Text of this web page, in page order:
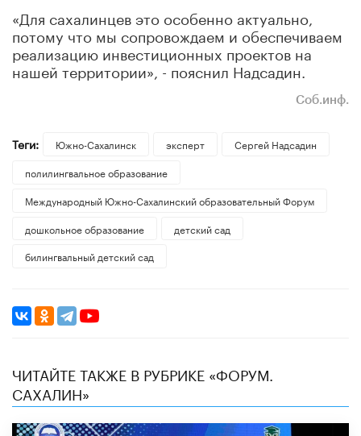
«Для сахалинцев это особенно актуально,
потому что мы сопровождаем и обеспечиваем
реализацию инвестиционных проектов на
нашей территории», - пояснил Надсадин.
Соб.инф.
Теги: Южно-Сахалинск эксперт
Сергей Надсадин
полилингвальное образование
Международный Южно-Сахалинский образовательный Форум
дошкольное образование
детский сад
билингвальный детский сад
ЧИТАЙТЕ ТАКЖЕ В РУБРИКЕ «ФОРУМ.
САХАЛИН»